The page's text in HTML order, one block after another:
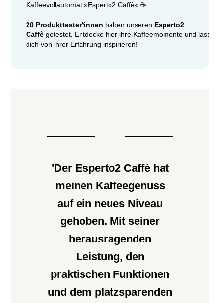
Kaffeevollautomat »Esperto2 Caffè« ☕
20 Produkttester*innen haben unseren Esperto2
Caffè getestet. Entdecke hier ihre Kaffeemomente und lass
dich von ihrer Erfahrung inspirieren!
'Der Esperto2 Caffè hat
meinen Kaffeegenuss
auf ein neues Niveau
gehoben. Mit seiner
herausragenden
Leistung, den
praktischen Funktionen
und dem platzsparenden